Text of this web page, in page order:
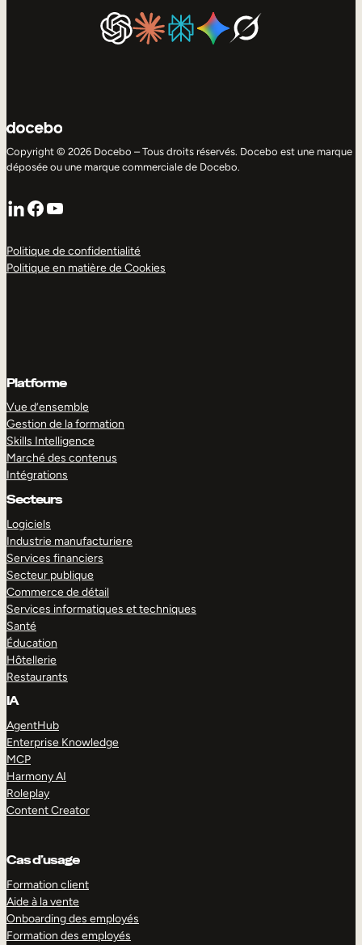
Copyright © 2026 Docebo – Tous droits réservés. Docebo est une marque
déposée ou une marque commerciale de Docebo.
LinkedIn
Facebook
YouTube
Politique de confidentialité
Politique en matière de Cookies
Platforme
Vue d’ensemble
Gestion de la formation
Skills Intelligence
Marché des contenus
Intégrations
Secteurs
Logiciels
Industrie manufacturiere
Services financiers
Secteur publique
Commerce de détail
Services informatiques et techniques
Santé
Éducation
Hôtellerie
Restaurants
IA
AgentHub
Enterprise Knowledge
MCP
Harmony AI
Roleplay
Content Creator
Cas d’usage
Formation client
Aide à la vente
Onboarding des employés
Formation des employés